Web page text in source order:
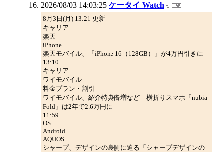
2026/08/03 14:03:25 ケータイ Watch
8月3日(月) 13:21 更新
キャリア
楽天
iPhone
楽天モバイル、「iPhone 16（128GB）」が4万円引きに
13:10
キャリア
ワイモバイル
料金プラン・割引
ワイモバイル、紹介特典倍増など 横折りスマホ「nubia
Fold」は2年で2.6万円に
11:59
OS
Android
AQUOS
シャープ、デザインの裏側に迫る「シャープデザインの